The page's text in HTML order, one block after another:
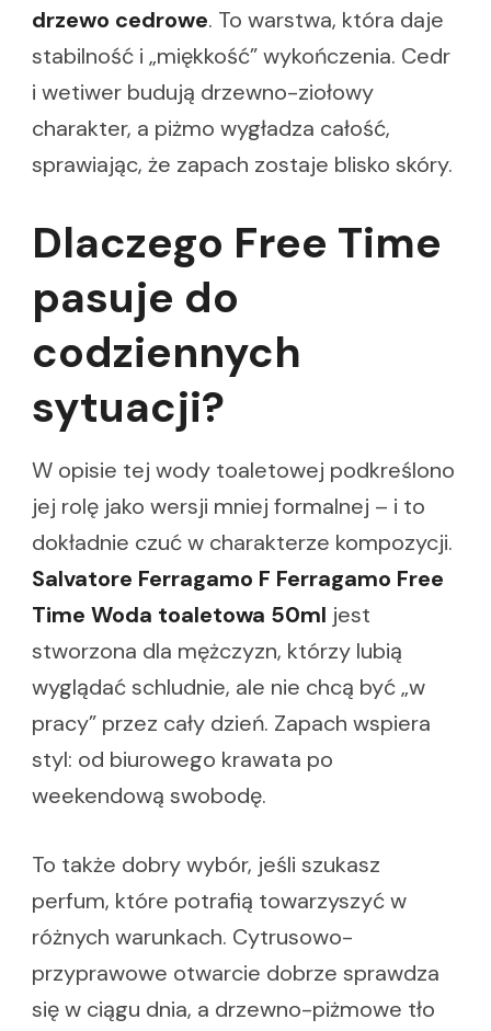
drzewo cedrowe. To warstwa, która daje
stabilność i „miękkość” wykończenia. Cedr
i wetiwer budują drzewno-ziołowy
charakter, a piżmo wygładza całość,
sprawiając, że zapach zostaje blisko skóry.
Dlaczego Free Time
pasuje do
codziennych
sytuacji?
W opisie tej wody toaletowej podkreślono
jej rolę jako wersji mniej formalnej – i to
dokładnie czuć w charakterze kompozycji.
Salvatore Ferragamo F Ferragamo Free
Time Woda toaletowa 50ml jest
stworzona dla mężczyzn, którzy lubią
wyglądać schludnie, ale nie chcą być „w
pracy” przez cały dzień. Zapach wspiera
styl: od biurowego krawata po
weekendową swobodę.
To także dobry wybór, jeśli szukasz
perfum, które potrafią towarzyszyć w
różnych warunkach. Cytrusowo-
przyprawowe otwarcie dobrze sprawdza
się w ciągu dnia, a drzewno-piżmowe tło